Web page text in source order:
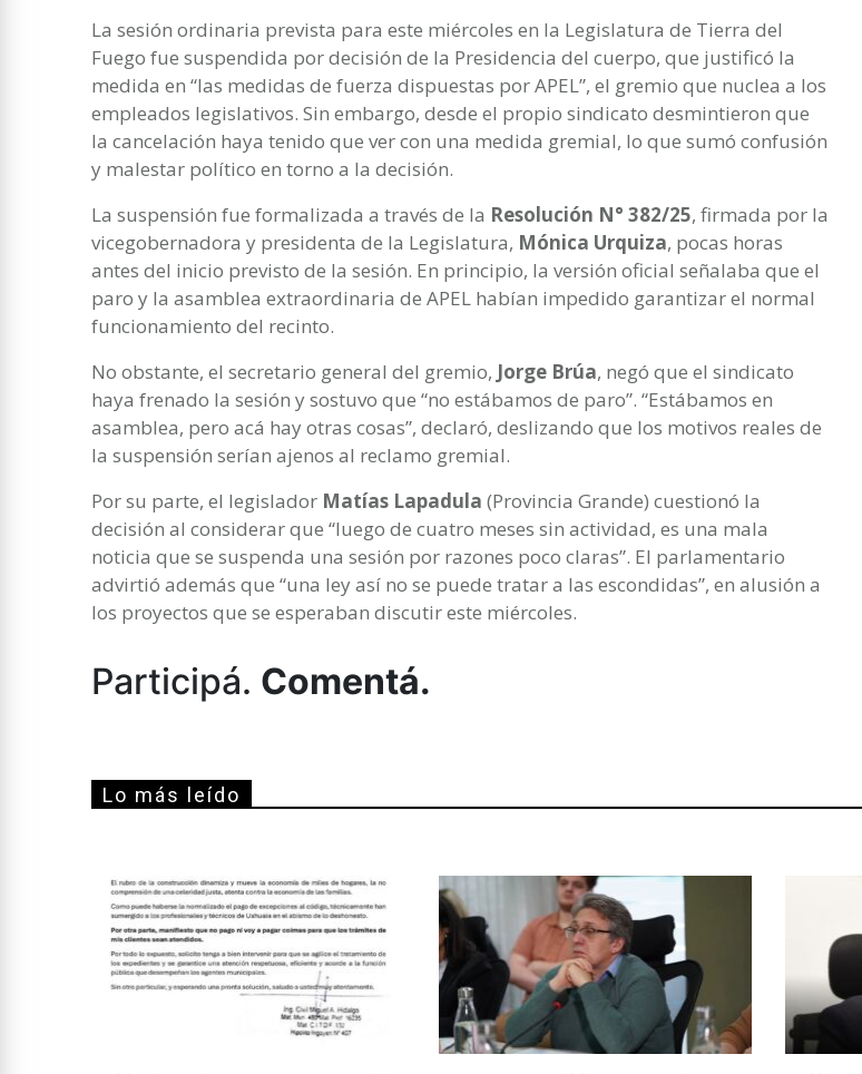
La sesión ordinaria prevista para este miércoles en la Legislatura de Tierra del
Fuego fue suspendida por decisión de la Presidencia del cuerpo, que justificó la
medida en “las medidas de fuerza dispuestas por APEL”, el gremio que nuclea a los
empleados legislativos. Sin embargo, desde el propio sindicato desmintieron que
la cancelación haya tenido que ver con una medida gremial, lo que sumó confusión
y malestar político en torno a la decisión.
La suspensión fue formalizada a través de la Resolución N° 382/25, firmada por la
vicegobernadora y presidenta de la Legislatura, Mónica Urquiza, pocas horas
antes del inicio previsto de la sesión. En principio, la versión oficial señalaba que el
paro y la asamblea extraordinaria de APEL habían impedido garantizar el normal
funcionamiento del recinto.
No obstante, el secretario general del gremio, Jorge Brúa, negó que el sindicato
haya frenado la sesión y sostuvo que “no estábamos de paro”. “Estábamos en
asamblea, pero acá hay otras cosas”, declaró, deslizando que los motivos reales de
la suspensión serían ajenos al reclamo gremial.
Por su parte, el legislador Matías Lapadula (Provincia Grande) cuestionó la
decisión al considerar que “luego de cuatro meses sin actividad, es una mala
noticia que se suspenda una sesión por razones poco claras”. El parlamentario
advirtió además que “una ley así no se puede tratar a las escondidas”, en alusión a
los proyectos que se esperaban discutir este miércoles.
Participá. Comentá.
Lo más leído